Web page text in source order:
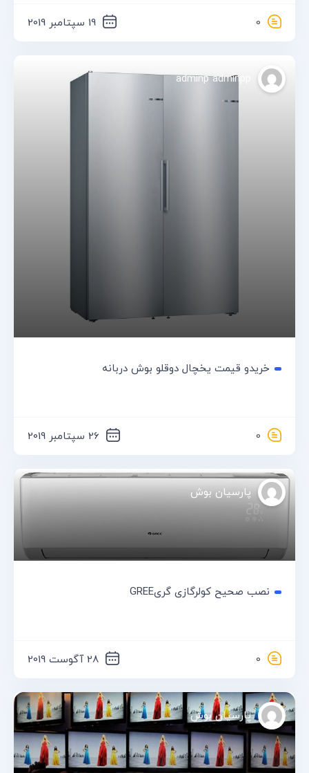
0 19 سپتامبر 2019
adminp adminpp
خریدو قیمت یخچال دوقلو بوش دربانه
0 26 سپتامبر 2019
پارسیان بوش
نصب صحیح کولرگازی گریGREE
0 28 آگوست 2019
پارسیان بوش